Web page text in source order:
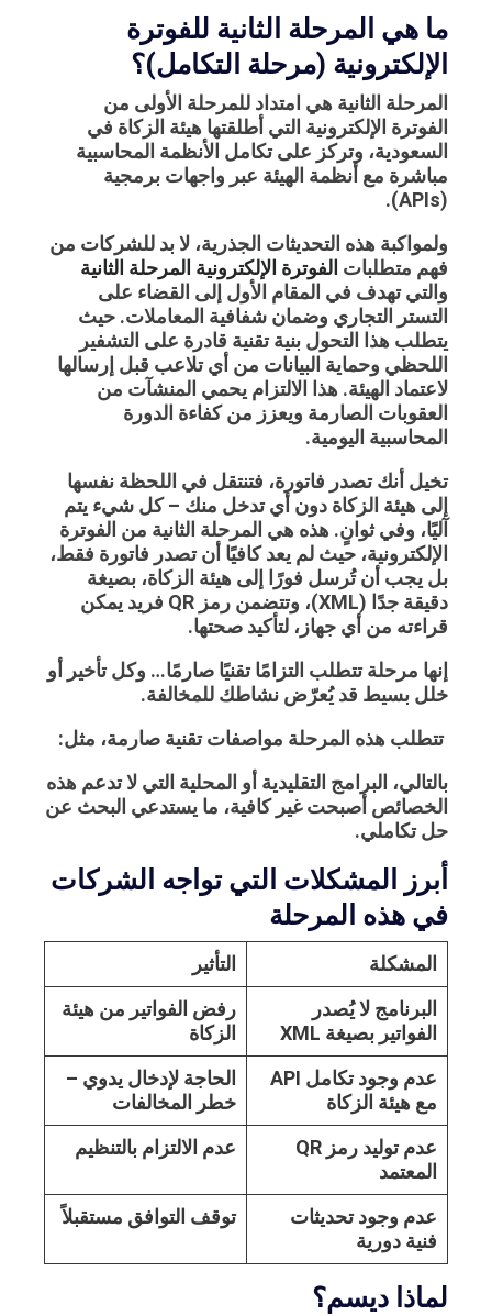
ما هي المرحلة الثانية للفوترة
الإلكترونية (مرحلة التكامل)؟
المرحلة الثانية هي امتداد للمرحلة الأولى من
الفوترة الإلكترونية التي أطلقتها هيئة الزكاة في
السعودية، وتركز علىتكامل الأنظمة المحاسبية
مباشرة مع أنظمة الهيئة عبر واجهات برمجية
(APIs)
.
ولمواكبة هذه التحديثات الجذرية، لا بد للشركات من
فهم متطلبات الفوترة الإلكترونية المرحلة الثانية
والتي تهدف في المقام الأول إلى القضاء على
التستر التجاري وضمان شفافية المعاملات. حيث
يتطلب هذا التحول بنية تقنية قادرة على التشفير
اللحظي وحماية البيانات من أي تلاعب قبل إرسالها
لاعتماد الهيئة. هذا الالتزام يحمي المنشآت من
العقوبات الصارمة ويعزز من كفاءة الدورة
المحاسبية اليومية.
تخيل أنك تصدر فاتورة، فتنتقل في اللحظة نفسها
إلى هيئة الزكاة دون أي تدخل منك – كل شيء يتم
آليًا، وفي ثوانٍ. هذه هي المرحلة الثانية من الفوترة
الإلكترونية، حيث لم يعد كافيًا أن تصدر فاتورة فقط،
بل يجب أنتُرسل فورًا إلى هيئة الزكاة، بصيغة
دقيقة جدًا (XML)
، وتتضمن رمز QR فريد
يمكن
قراءته من أي جهاز، لتأكيد صحتها.
إنها مرحلة تتطلب التزامًا تقنيًا صارمًا… وكل تأخير أو
خلل بسيط قد يُعرّض نشاطك للمخالفة.
تتطلب هذه المرحلة مواصفات تقنية صارمة، مثل:
بالتالي، البرامج التقليدية أو المحلية التي لا تدعم هذه
الخصائص أصبحت غير كافية، ما يستدعي البحث عن
حل تكاملي.
أبرز المشكلات التي تواجه الشركات
في هذه المرحلة
المشكلة
التأثير
البرنامج لا يُصدر
الفواتير بصيغة XML
رفض الفواتير من هيئة
الزكاة
عدم وجود تكامل API
مع هيئة الزكاة
الحاجة لإدخال يدوي –
خطر المخالفات
عدم توليد رمز QR
المعتمد
عدم الالتزام بالتنظيم
عدم وجود تحديثات
فنية دورية
توقف التوافق مستقبلاً
لماذا ديسم؟